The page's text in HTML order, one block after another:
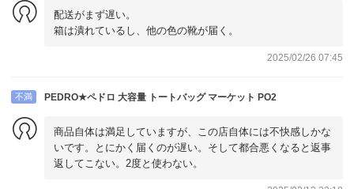
配送がまず遅い。
箱は潰れているし、他の色の靴が届く。
2025/02/26 07:45
不満 PEDRO★ペドロ 大容量 トートバッグ マーケット PO2
商品自体は満足していますが、この店自体には不快感しかな
いです。とにかく届くのが遅い。そして都合悪くなると返事
返してこない。2度と使わない。